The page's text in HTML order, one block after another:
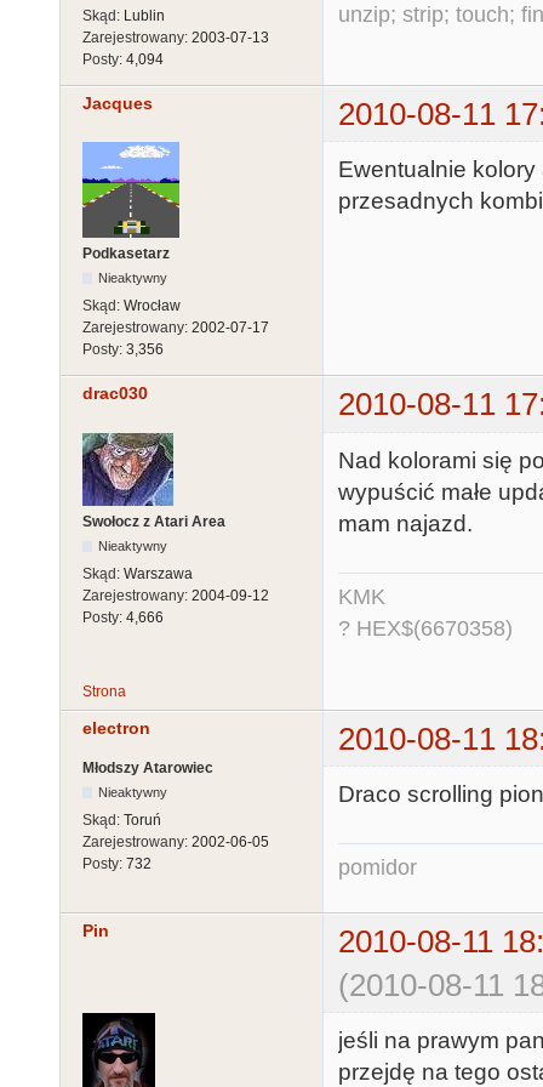
Skąd: Lublin
Zarejestrowany: 2003-07-13
Posty: 4,094
unzip; strip; touch;
Jacques 2010-08-11
Podkasetarz
Nieaktywny
Skąd: Wrocław
Zarejestrowany: 2002-07-17
Posty: 3,356
Ewentualnie
przesadnych
drac030 2010-08-11
Swołocz z Atari Area
Nieaktywny
Skąd: Warszawa
Zarejestrowany: 2004-09-12
Posty: 4,666
Nad kolorami się
wypuścić małe
mam najazd.
KMK
? HEX$(6670358)
Strona
electron 2010-08-11
Młodszy Atarowiec
Nieaktywny
Skąd: Toruń
Zarejestrowany: 2002-06-05
Posty: 732
Draco scrolling
pomidor
Pin
2010-08-11
(2010-08-11
jeśli na prawym
przejdę na tego